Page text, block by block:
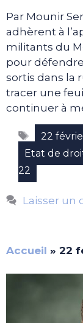
Par Mounir
adhèrent à
militants du
pour
sortis dans la
tracer une
continuer à
22
Etat de
22
Laisser un
Accueil » 22